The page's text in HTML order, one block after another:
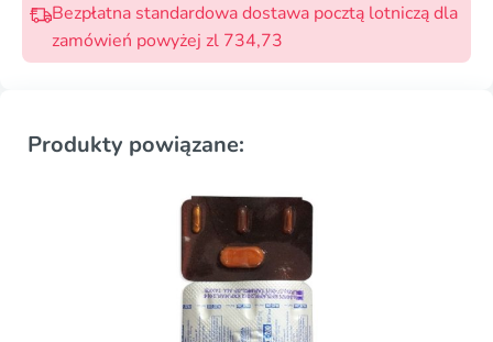
Bezpłatna standardowa dostawa pocztą lotniczą dla
zamówień powyżej zl 734,73
Produkty powiązane: